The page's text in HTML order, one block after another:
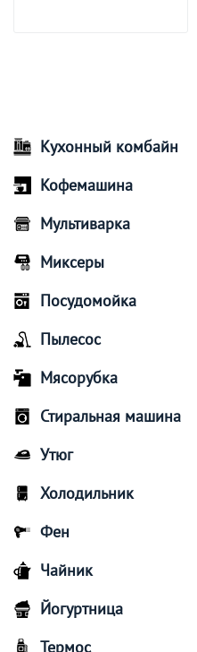
Кухонный комбайн
Кофемашина
Мультиварка
Миксеры
Посудомойка
Пылесос
Мясорубка
Стиральная машина
Утюг
Холодильник
Фен
Чайник
Йогуртница
Термос